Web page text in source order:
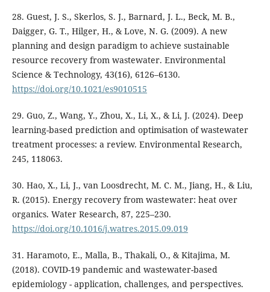
28. Guest, J. S., Skerlos, S. J., Barnard, J. L., Beck, M. B.,
Daigger, G. T., Hilger, H., & Love, N. G. (2009). A new
planning and design paradigm to achieve sustainable
resource recovery from wastewater. Environmental
Science & Technology, 43(16), 6126–6130.
https://doi.org/10.1021/es9010515
29. Guo, Z., Wang, Y., Zhou, X., Li, X., & Li, J. (2024). Deep
learning-based prediction and optimisation of wastewater
treatment processes: a review. Environmental Research,
245, 118063.
30. Hao, X., Li, J., van Loosdrecht, M. C. M., Jiang, H., & Liu,
R. (2015). Energy recovery from wastewater: heat over
organics. Water Research, 87, 225–230.
https://doi.org/10.1016/j.watres.2015.09.019
31. Haramoto, E., Malla, B., Thakali, O., & Kitajima, M.
(2018). COVID-19 pandemic and wastewater-based
epidemiology - application, challenges, and perspectives.